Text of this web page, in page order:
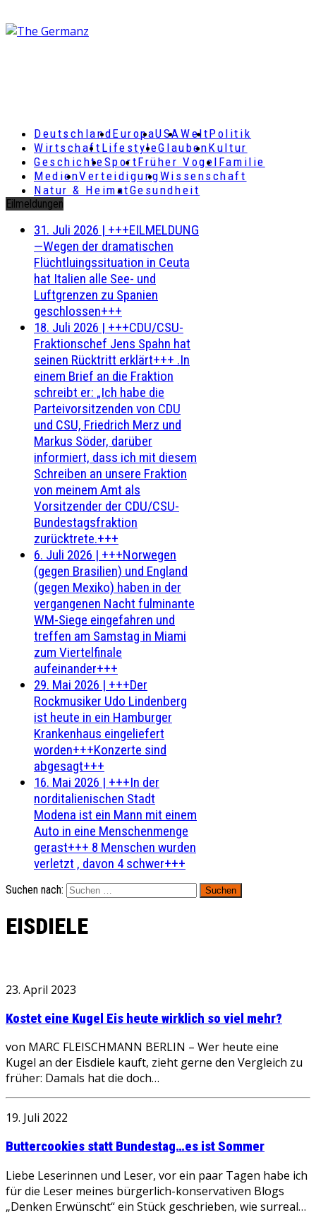
DeutschlandEuropaUSAWeltPolitik
Wirtschaft LifestyleGlaubenKultur
GeschichteSportFrüher Vogel Familie
MedienVerteidigungWissenschaft
Natur & HeimatGesundheit
Eilmeldungen
31. Juli 2026 | +++EILMELDUNG
—Wegen der dramatischen
Flüchtluingssituation in Ceuta
hat Italien alle See- und
Luftgrenzen zu Spanien
geschlossen+++
18. Juli 2026 | +++CDU/CSU-
Fraktionschef Jens Spahn hat
seinen Rücktritt erklärt+++ .In
einem Brief an die Fraktion
schreibt er: „Ich habe die
Parteivorsitzenden von CDU
und CSU, Friedrich Merz und
Markus Söder, darüber
informiert, dass ich mit diesem
Schreiben an unsere Fraktion
von meinem Amt als
Vorsitzender der CDU/CSU-
Bundestagsfraktion
zurücktrete.+++
6. Juli 2026 | +++Norwegen
(gegen Brasilien) und England
(gegen Mexiko) haben in der
vergangenen Nacht fulminante
WM-Siege eingefahren und
treffen am Samstag in Miami
zum Viertelfinale
aufeinander+++
29. Mai 2026 | +++Der
Rockmusiker Udo Lindenberg
ist heute in ein Hamburger
Krankenhaus eingeliefert
worden+++Konzerte sind
abgesagt+++
16. Mai 2026 | +++In der
norditalienischen Stadt
Modena ist ein Mann mit einem
Auto in eine Menschenmenge
gerast+++ 8 Menschen wurden
verletzt , davon 4 schwer+++
Suchen nach:
EISDIELE
23. April 2023
Kostet eine Kugel Eis heute wirklich so viel mehr?
von MARC FLEISCHMANN BERLIN – Wer heute eine
Kugel an der Eisdiele kauft, zieht gerne den Vergleich zu
früher: Damals hat die doch…
19. Juli 2022
Buttercookies statt Bundestag…es ist Sommer
Liebe Leserinnen und Leser, vor ein paar Tagen habe ich
für die Leser meines bürgerlich-konservativen Blogs
„Denken Erwünscht“ ein Stück geschrieben, wie surreal…